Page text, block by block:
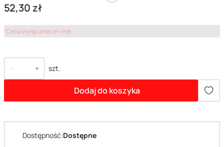
Cena
52,30 zł
Cena wyłącznie on-line
szt.
Dodaj do koszyka
Dostępność:Dostępne